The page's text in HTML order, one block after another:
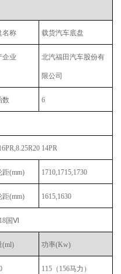
名称 载货汽车底盘
企业 北汽福田汽车股份有
限公司
数 6
14PR
距(mm) 1710,1715,1730
距(mm) 1615,1630
国Ⅵ
(ml) 功率(Kw)
115（156马力）